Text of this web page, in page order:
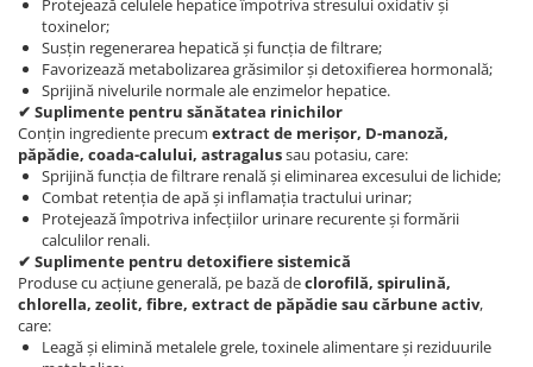
Protejează celulele hepatice împotriva stresului oxidativ și
toxinelor;
Susțin regenerarea hepatică și funcția de filtrare;
Favorizează metabolizarea grăsimilor și detoxifierea hormonală;
Sprijină nivelurile normale ale enzimelor hepatice.
✔ Suplimente pentru sănătatea rinichilor
Conțin ingrediente precum extract de merișor, D-manoză,
păpădie, coada-calului, astragalussau potasiu, care:
Sprijină funcția de filtrare renală și eliminarea excesului de lichide;
Combat retenția de apă și inflamația tractului urinar;
Protejează împotriva infecțiilor urinare recurente și formării
calculilor renali.
✔ Suplimente pentru detoxifiere sistemică
Produse cu acțiune generală, pe bază declorofilă, spirulină,
chlorella, zeolit, fibre, extract de păpădie sau cărbune activ,
care:
Leagă și elimină metalele grele, toxinele alimentare și reziduurile